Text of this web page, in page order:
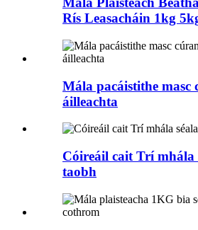
Rís Leasacháin 1kg
Mála pacáistithe masc
áilleachta
Cóireáil cait Trí mhála
taobh